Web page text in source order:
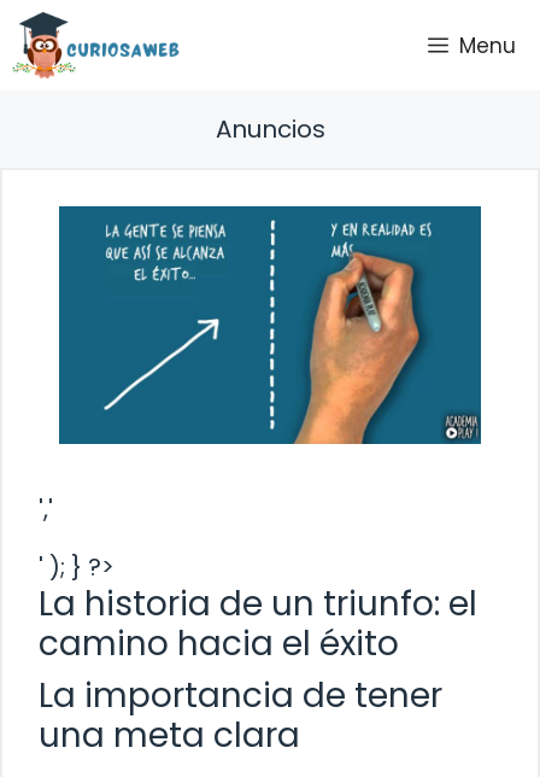
Saltar
contenido
Menu
Anuncios
','
' ); } ?>
La historia de un triunfo: el
camino hacia el éxito
La importancia de tener
una meta clara